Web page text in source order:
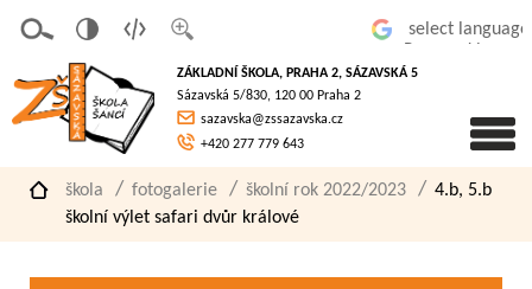
písmo
á
verze
pro
slaboz
raké
ZÁKLADNÍ ŠKOLA, PRAHA 2, SÁZAVSKÁ 5
Sázavská 5/830, 120 00 Praha 2
sazavska@zssazavska.cz
+420 277 779 643
škola fotogalerie školní rok 2022/2023
4.b, 5.b
školní výlet safari dvůr králové